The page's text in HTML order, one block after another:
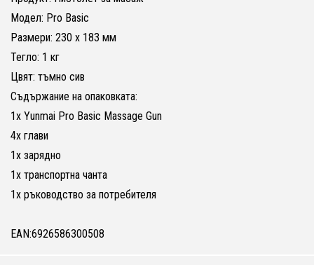
Модел: Pro Basic
Размери: 230 х 183 мм
Тегло: 1 кг
Цвят: тъмно сив
Съдържание на опаковката:
1x Yunmai Pro Basic Massage Gun
4x глави
1x зарядно
1x транспортна чанта
1x ръководство за потребителя
EAN:6926586300508